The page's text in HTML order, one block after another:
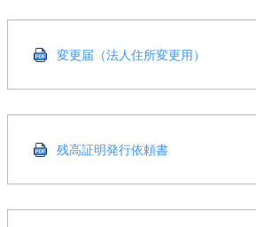
変更届（法人住所変更用）
残高証明発行依頼書